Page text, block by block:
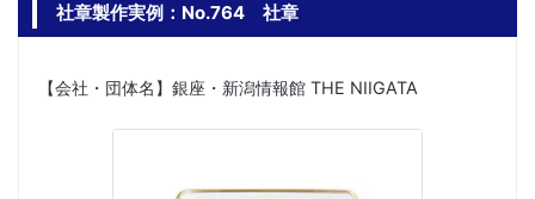
社章製作実例：No.764 社章
【会社・団体名】銀座・新潟情報館 THE NIIGATA